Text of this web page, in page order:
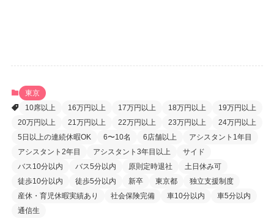
東京
10席以上
16万円以上 17万円以上 18万円以上
19万円以上
20万円以上
21万円以上 22万円以上 23万円以上
24万円以上
5日以上の連続休暇OK
6〜10名 6店舗以上
アシスタント1年目
アシスタント2年目
アシスタント3年目以上
サイド
バス10分以内
バス5分以内 原則定時退社
土日休み可
徒歩10分以内
徒歩5分以内 新卒 東京都
独立支援制度
産休・育児休暇実績あり
社会保険完備 車10分以内
車5分以内
通信生